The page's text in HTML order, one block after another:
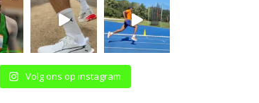
Volg ons op instagram